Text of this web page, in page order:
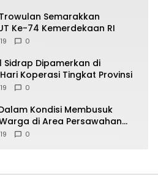
Semarakkan
Ke-74 Kemerdekaan RI
0
Sidrap Dipamerkan di
Koperasi Tingkat Provinsi
0
Kondisi Membusuk
di Area Persawahan
0